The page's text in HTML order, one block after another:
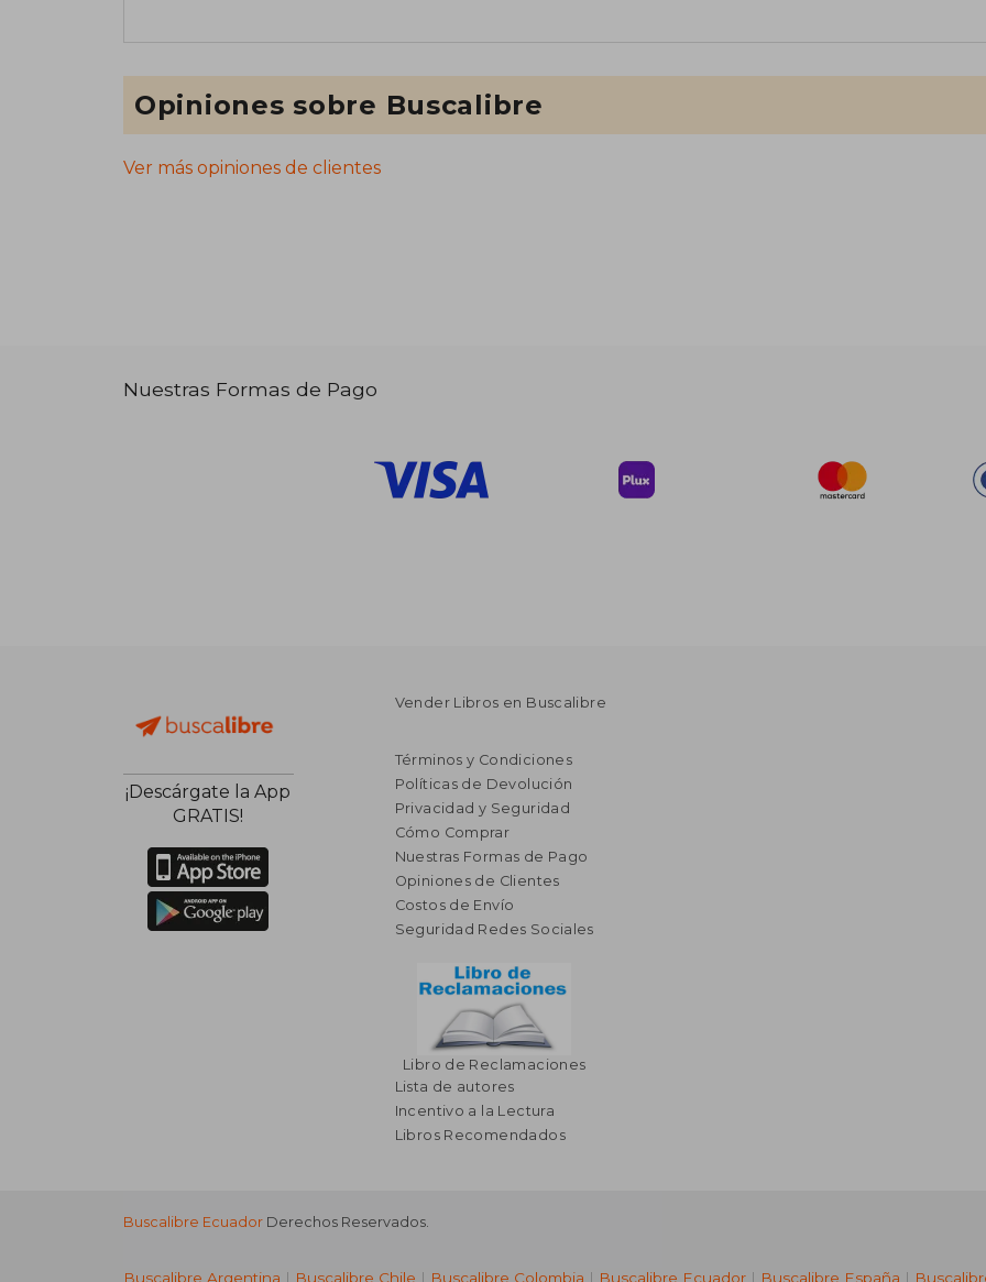
Opiniones sobre Buscalibre
Ver más opiniones de clientes
Nuestras Formas de Pago
¡Descárgate la App
GRATIS!
Vender Libros en Buscalibre
Términos y Condiciones
Políticas de Devolución
Privacidad y Seguridad
Cómo Comprar
Nuestras Formas de Pago
Opiniones de Clientes
Costos de Envío
Seguridad Redes Sociales
Libro de Reclamaciones
Lista de autores
Incentivo a la Lectura
Libros Recomendados
Buscalibre Ecuador Derechos Reservados.
Buscalibre Argentina | Buscalibre Chile | Buscalibre Colombia | Buscalibre Ecuador | Buscalibre España |